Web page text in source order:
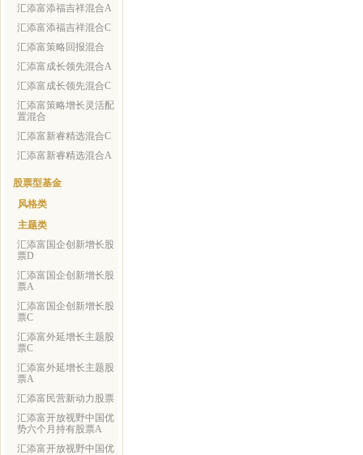
汇添富添福吉祥混合A
汇添富添福吉祥混合C
汇添富策略回报混合
汇添富成长领先混合A
汇添富成长领先混合C
汇添富策略增长灵活配
置混合
汇添富新睿精选混合C
汇添富新睿精选混合A
股票型基金
风格类
主题类
汇添富国企创新增长股
票D
汇添富国企创新增长股
票A
汇添富国企创新增长股
票C
汇添富外延增长主题股
票C
汇添富外延增长主题股
票A
汇添富民营新动力股票
汇添富开放视野中国优
势六个月持有股票A
汇添富开放视野中国优